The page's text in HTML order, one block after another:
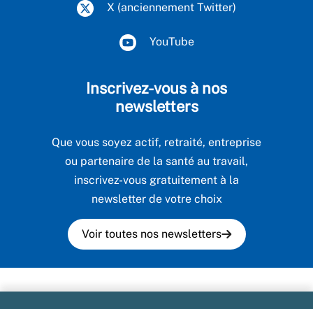
X (anciennement Twitter)
YouTube
Inscrivez-vous à nos
newsletters
Que vous soyez actif, retraité, entreprise
ou partenaire de la santé au travail,
inscrivez-vous gratuitement à la
newsletter de votre choix
Voir toutes nos newsletters